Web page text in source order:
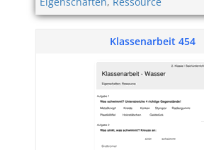
Klassenarbeit 454